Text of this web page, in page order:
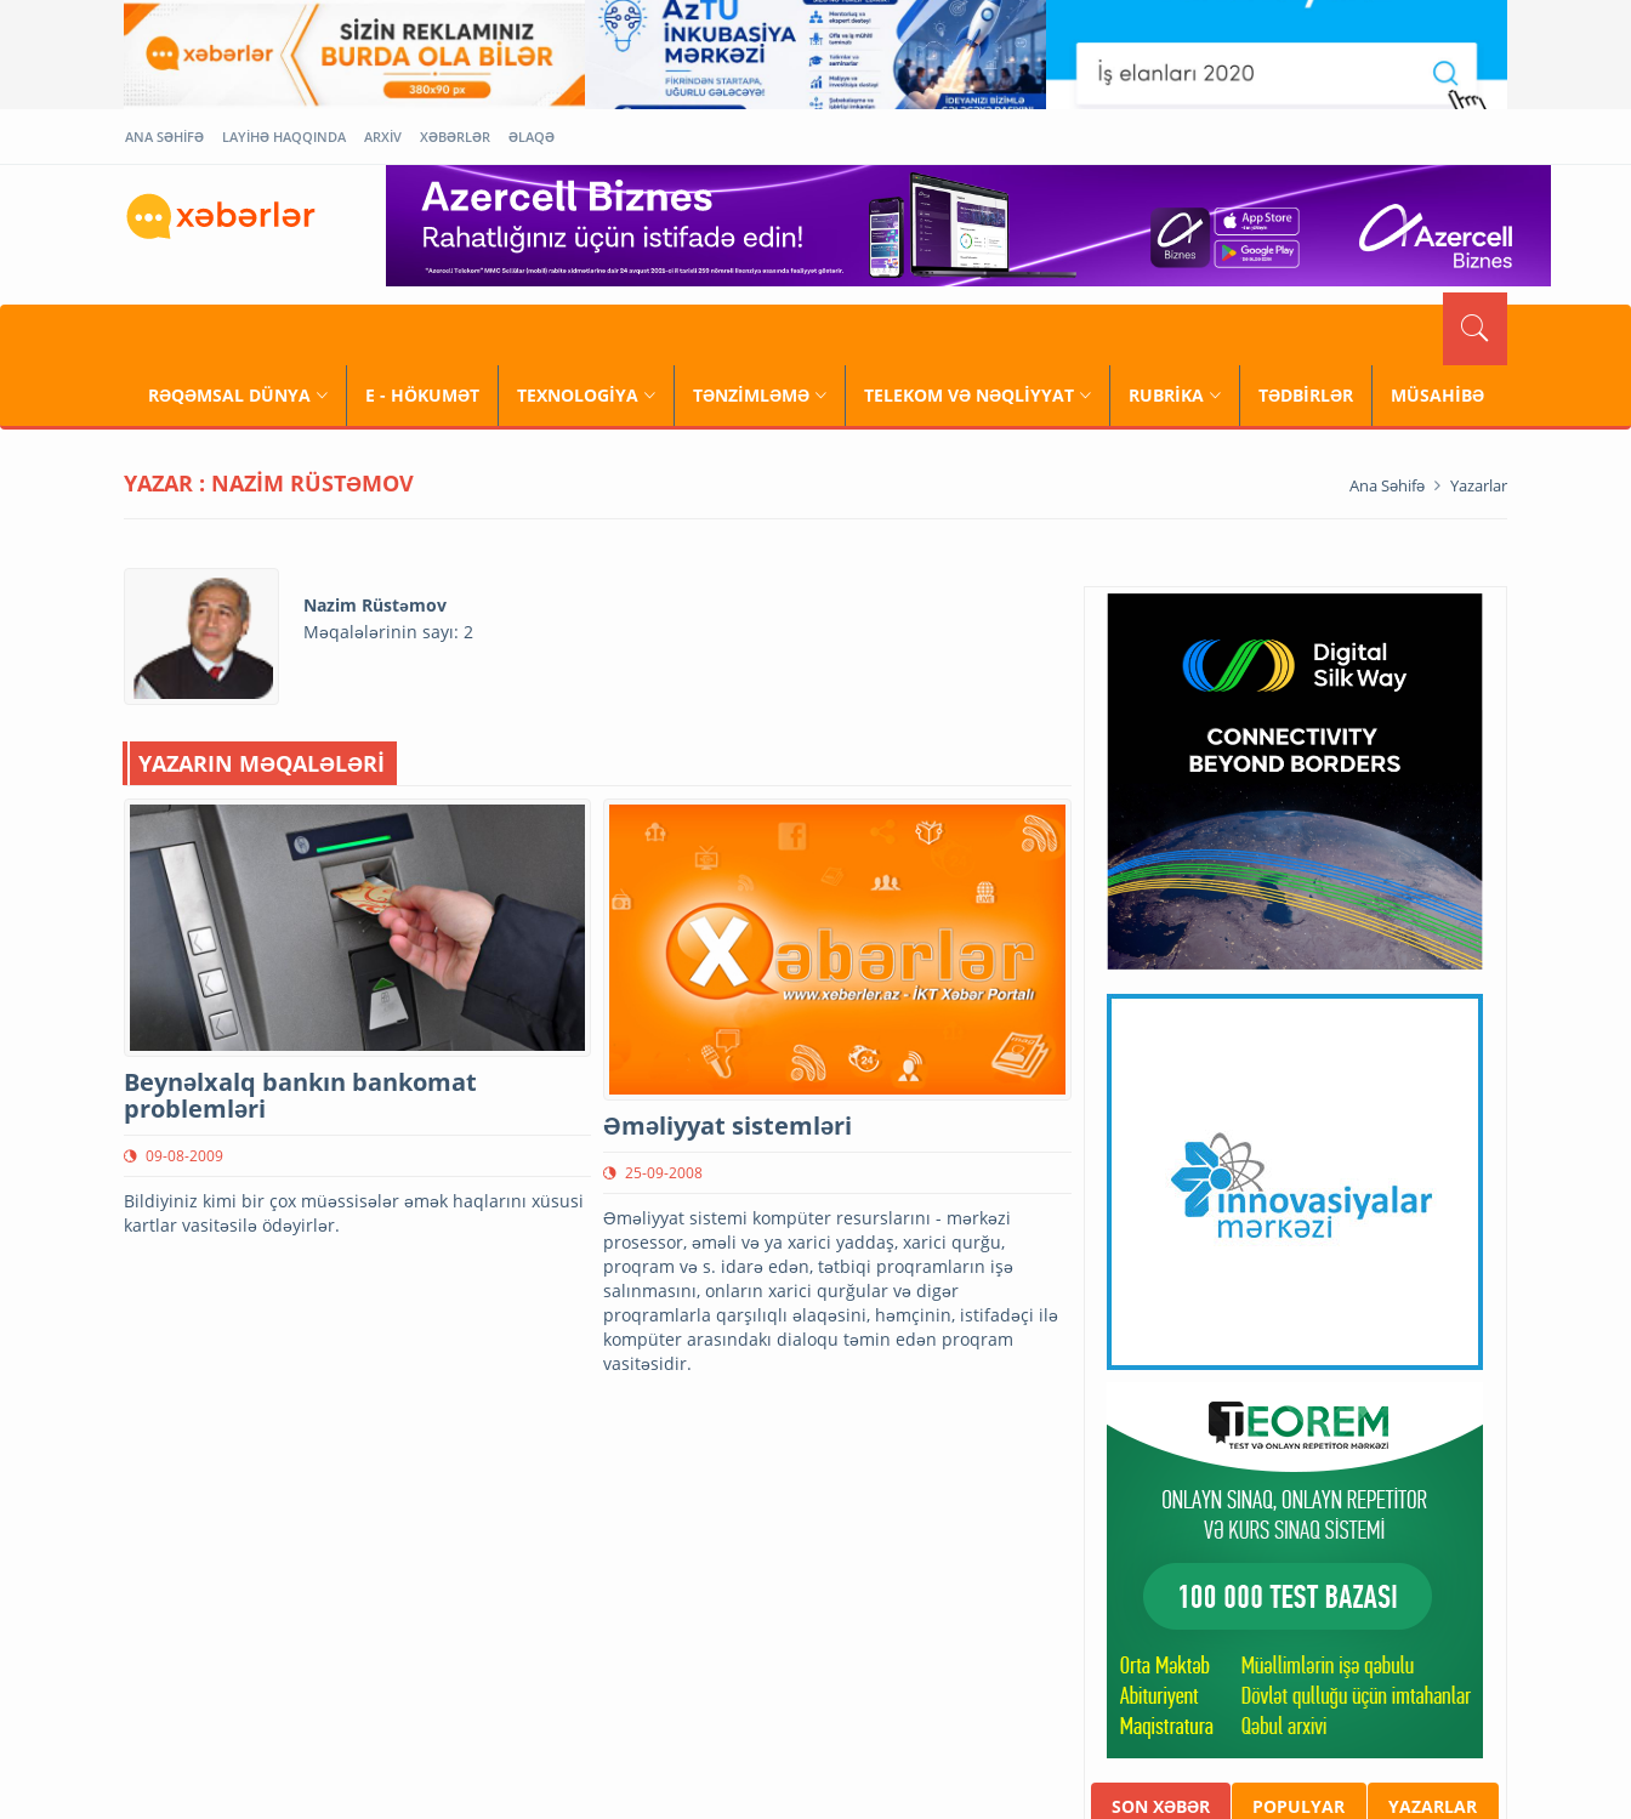
ANA SƏHİFƏ LAYİHƏ HAQQINDA ARXİV XƏBƏRLƏR ƏLAQƏ
RƏQƏMSAL DÜNYA E - HÖKUMƏT TEXNOLOGİYA TƏNZİMLƏMƏ TELEKOM VƏ NƏQLİYYAT RUBRİKA TƏDBİRLƏR MÜSAHİBƏ
YAZAR : NAZIM RÜSTƏMOV Ana Səhifə Yazarlar
Nazim Rüstəmov
Məqalələrinin sayı: 2
YAZARIN MƏQALƏLƏRİ
Beynəlxalq bankın bankomat
problemləri
09-08-2009
Bildiyiniz kimi bir çox müəssisələr əmək haqlarını xüsusi
kartlar vasitəsilə ödəyirlər.
Əməliyyat sistemləri
25-09-2008
Əməliyyat sistemi kompüter resurslarını - mərkəzi
prosessor, əməli və ya xarici yaddaş, xarici qurğu,
proqram və s. idarə edən, tətbiqi proqramların işə
salınmasını, onların xarici qurğular və digər
proqramlarla qarşılıqlı əlaqəsini, həmçinin, istifadəçi ilə
kompüter arasındakı dialoqu təmin edən proqram
vasitəsidir.
SON XƏBƏR POPULYAR YAZARLAR